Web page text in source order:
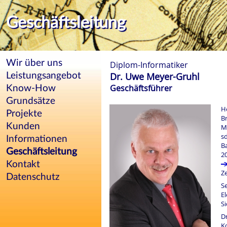
Geschäftsleitung
Wir über uns
Leistungsangebot
Know-How
Grundsätze
Projekte
Kunden
Informationen
Geschäftsleitung
Kontakt
Datenschutz
Diplom-Informatiker
Dr. Uwe Meyer-Gruhl
Geschäftsführer